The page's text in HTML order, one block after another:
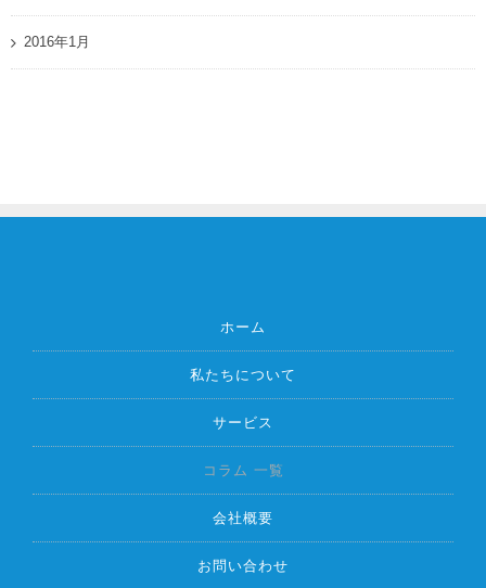
2016年1月
ホーム
私たちについて
サービス
コラム 一覧
会社概要
お問い合わせ